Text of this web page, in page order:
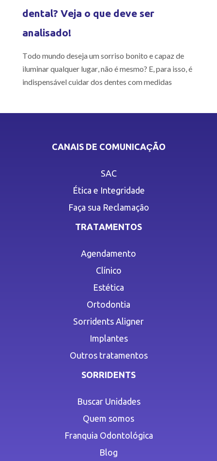
dental? Veja o que deve ser
analisado!
Todo mundo deseja um sorriso bonito e capaz de
iluminar qualquer lugar, não é mesmo? E, para isso, é
indispensável cuidar dos dentes com medidas
CANAIS DE COMUNICAÇÃO
SAC
Ética e Integridade
Faça sua Reclamação
TRATAMENTOS
Agendamento
Clínico
Estética
Ortodontia
Sorridents Aligner
Implantes
Outros tratamentos
SORRIDENTS
Buscar Unidades
Quem somos
Franquia Odontológica
Blog